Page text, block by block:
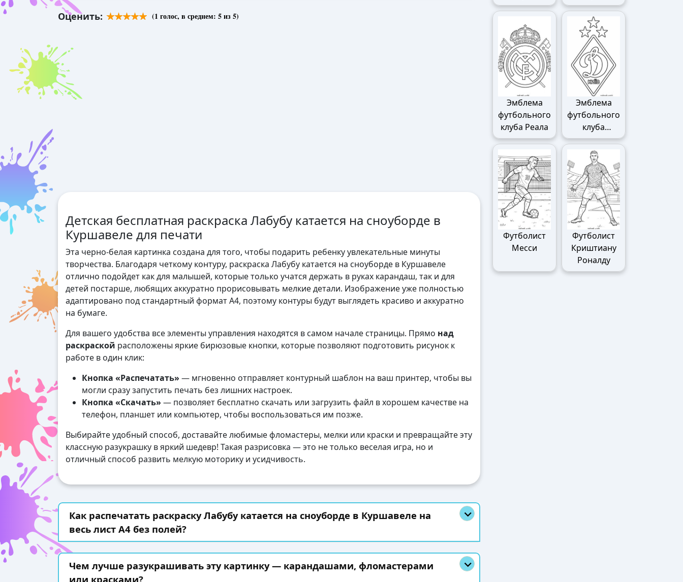
Оценить: (1 голос, в среднем: 5из 5)
Детская бесплатная раскраска Лабубу катается на сноуборде в
Куршавеле для печати
Эта черно-белая картинка создана для того, чтобы подарить ребенку увлекательные минуты
творчества. Благодаря четкому контуру, раскраска Лабубу катается на сноуборде в Куршавеле
отлично подойдет как для малышей, которые только учатся держать в руках карандаш, так и для
детей постарше, любящих аккуратно прорисовывать мелкие детали. Изображение уже полностью
адаптировано под стандартный формат А4, поэтому контуры будут выглядеть красиво и аккуратно
на бумаге.
Для вашего удобства все элементы управления находятся в самом начале страницы. Прямо над
раскраской расположены яркие бирюзовые кнопки, которые позволяют подготовить рисунок к
работе в один клик:
Кнопка «Распечатать» — мгновенно отправляет контурный шаблон на ваш принтер, чтобы вы
могли сразу запустить печать без лишних настроек.
Кнопка «Скачать» — позволяет бесплатно скачать или загрузить файл в хорошем качестве на
телефон, планшет или компьютер, чтобы воспользоваться им позже.
Выбирайте удобный способ, доставайте любимые фломастеры, мелки или краски и превращайте эту
классную разукрашку в яркий шедевр! Такая разрисовка — это не только веселая игра, но и
отличный способ развить мелкую моторику и усидчивость.
Как распечатать раскраску Лабубу катается на сноуборде в Куршавеле на
весь лист А4 без полей?
Чем лучше разукрашивать эту картинку — карандашами, фломастерами
или красками?
Ливерпуля
Барселоны
Эмблема
футбольного
клуба Реала
Эмблема
футбольного
клуба
Динамо
Футболист
Месси
Футболист
Криштиану
Роналду